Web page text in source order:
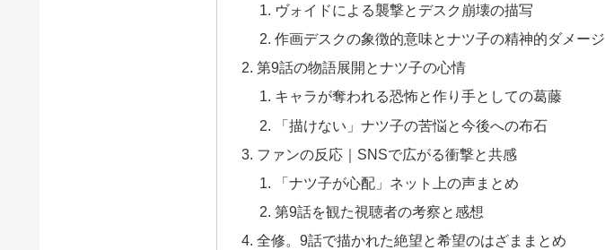
ヴォイドによる襲撃とデスク崩壊の描写
作画デスクの象徴的意味とナツ子の精神的ダメージ
第9話の物語展開とナツ子の心情
キャラが奪われる恐怖と作り手としての葛藤
「描けない」ナツ子の苦悩と今後への布石
ファンの反応｜SNSで広がる衝撃と共感
「ナツ子が心配」ネット上の声まとめ
第9話を観た視聴者の考察と感想
全修。9話で描かれた絶望と希望のはざままとめ